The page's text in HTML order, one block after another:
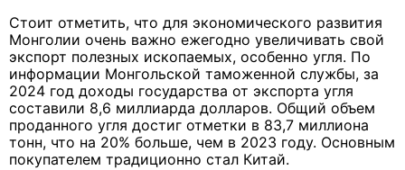
Стоит отметить, что для экономического развития
Монголии очень важно ежегодно увеличивать свой
экспорт полезных ископаемых, особенно угля. По
информации Монгольской таможенной службы, за
2024 год доходы государства от экспорта угля
составили 8,6 миллиарда долларов. Общий объем
проданного угля достиг отметки в 83,7 миллиона
тонн, что на 20% больше, чем в 2023 году. Основным
покупателем традиционно стал Китай.